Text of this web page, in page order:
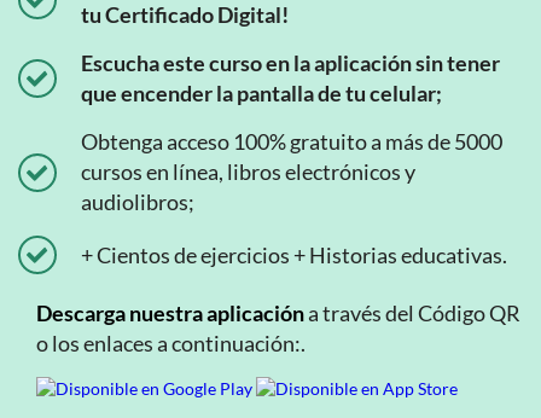
tu Certificado Digital!
Escucha este curso en la aplicación sin tener
que encender la pantalla de tu celular;
Obtenga acceso 100% gratuito a más de 5000
cursos en línea, libros electrónicos y
audiolibros;
+ Cientos de ejercicios + Historias educativas.
Descarga nuestra aplicacióna través del Código QR
o los enlaces a continuación:.